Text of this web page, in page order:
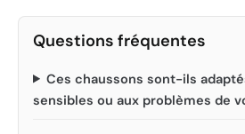
Questions fréquentes
Ces chaussons sont-ils
sensibles ou aux problèmes de